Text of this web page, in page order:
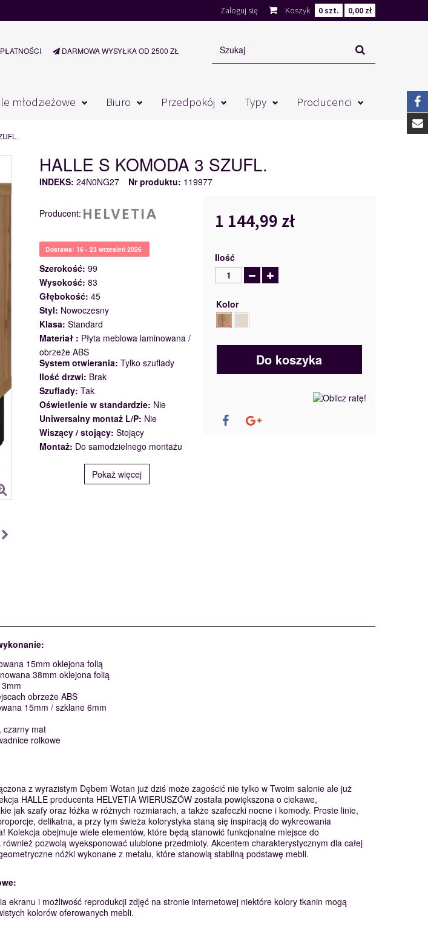
Koszyk 0szt. 0,00 zł
Zaloguj się
DARMOWA WYSYŁKA OD 2500 ZŁ
młodzieżowe Biuro Przedpokój Typy Producenci
HALLE S KOMODA 3 SZUFL.
INDEKS: 24N0NG27 Nr produktu: 119977
Producent:
Dostawa: 16 - 23 wrzesień 2026
Szerokość: 99
Wysokość: 83
Głębokość: 45
Styl: Nowoczesny
Klasa: Standard
Materiał : Płyta meblowa laminowana /
obrzeże ABS
System otwierania: Tylko szuflady
Ilość drzwi: Brak
Szuflady: Tak
Oświetlenie w standardzie: Nie
Uniwersalny montaż L/P: Nie
Wiszący / stojący: Stojący
Montaż: Do samodzielnego montażu
Pokaż więcej
1 144,99 zł
Ilość
Do koszyka
15mm oklejona folią
38mm oklejona folią
obrzeże ABS
15mm / szklane 6mm
czarny mat
rolkowe
z wyrazistym Dębem Wotan już dziś może zagościć nie tylko w Twoim salonie ale już
HALLE producenta HELVETIA WIERUSZÓW została powiększona o ciekawe,
jak szafy oraz łóżka w różnych rozmiarach, a także szafeczki nocne i komody. Proste linie,
delikatna, a przy tym świeża kolorystyka staną się inspiracją do wykreowania
Kolekcja obejmuje wiele elementów, które będą stanowić funkcjonalne miejsce do
pozwolą wyeksponować ulubione przedmioty. Akcentem charakterystycznym dla całej
nóżki wykonane z metalu, które stanowią stabilną podstawę mebli.
ekranu i możliwość reprodukcji zdjęć na stronie internetowej niektóre kolory tkanin mogą
kolorów oferowanych mebli.